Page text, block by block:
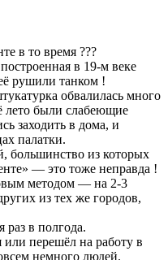
в то время ???
в 19-м веке
рушили танком !
обвалилась много
лето были слабеющие
заходить в дома, и
палатки.
большинство из которых
— это тоже неправда !
методом — на 2-3
из тех же городов,
в полгода.
перешёл на работу в
немного людей.